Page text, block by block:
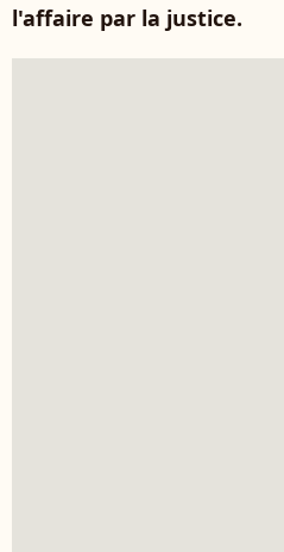
l'affaire par la justice.